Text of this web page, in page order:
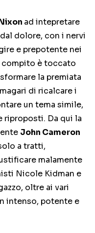
ad intepretare
dolore, con i nervi
e prepotente nei
è toccato
la premiata
di ricalcare i
un tema simile,
riproposti. Da qui la
John Cameron
a tratti,
malamente
Nicole Kidman e
oltre ai vari
intenso, potente e